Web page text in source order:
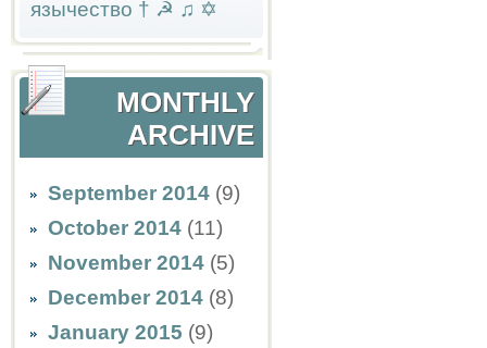
язычество † ☭ ♫ ✡
MONTHLY
ARCHIVE
September 2014 (9)
October 2014 (11)
November 2014 (5)
December 2014 (8)
January 2015 (9)